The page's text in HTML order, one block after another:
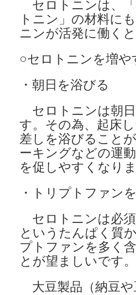
セロトニンは、
トニン」の材料に
ニンが活発に働く
○セロトニンを増や
・朝日を浴びる
セロトニンは朝
す。その為、起床
差しを浴びること
ーキングなどの運
を促しやすくなりま
・トリプトファン
セロトニンは必
というたんぱく質
プトファンを多く
とが望ましいです。
大豆製品（納豆や